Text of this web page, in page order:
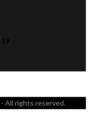
- All rights reserved.